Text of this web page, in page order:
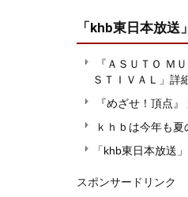
「khb東日本放送」
『ＡＳＵＴＯ Ｍ
ＳＴＩＶＡＬ」詳
『めざせ！頂点
ｋｈｂは今年も
「khb東日本放送
スポンサードリンク